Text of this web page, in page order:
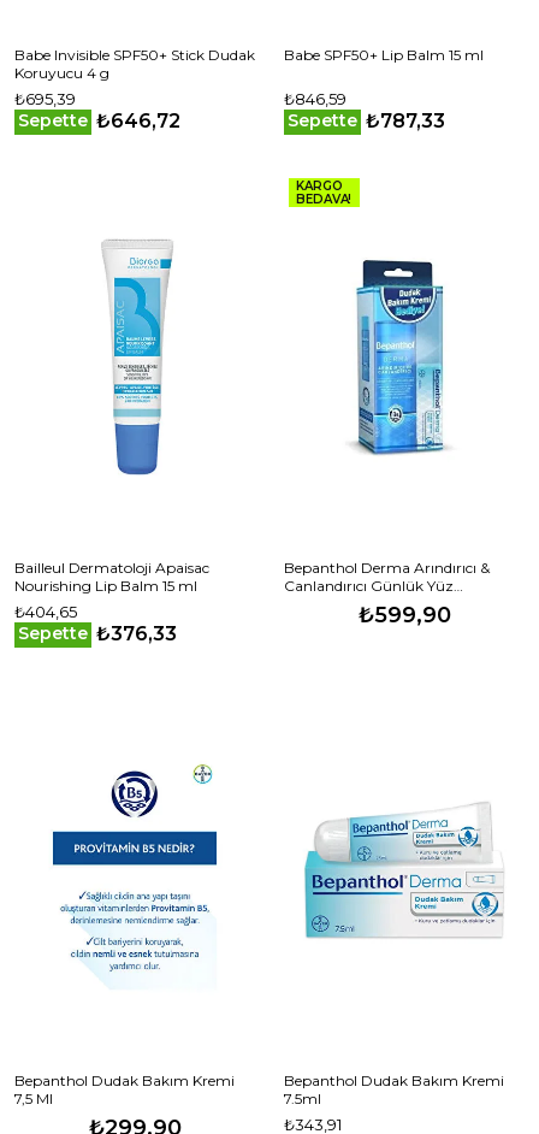
Babe Invisible SPF50+ Stick Dudak
Koruyucu 4 g
₺695,39
Sepette ₺646,72
Babe SPF50+ Lip Balm 15 ml
₺846,59
Sepette ₺787,33
Bailleul Dermatoloji Apaisac
Nourishing Lip Balm 15 ml
₺404,65
Sepette ₺376,33
KARGO
BEDAVA!
Bepanthol Derma Arındırıcı &
Canlandırıcı Günlük Yüz
Temizleme Jeli 200 Ml + Dudak
Bakım Kremi₺599,90
Bepanthol Dudak Bakım Kremi
7,5 Ml
₺299,90
Bepanthol Dudak Bakım Kremi
7.5ml
₺343,91